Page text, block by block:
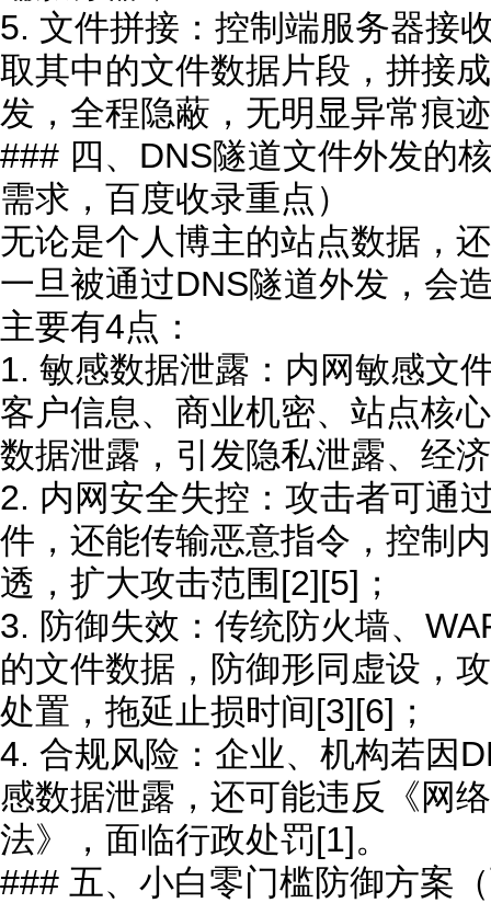
5. 文件拼接：控制端服务器接
取其中的文件数据片段，拼接
发，全程隐蔽，无明显异常痕
### 四、DNS隧道文件外发的
需求，百度收录重点）
无论是个人博主的站点数据，
一旦被通过DNS隧道外发，会
主要有4点：
1. 敏感数据泄露：内网敏感文
客户信息、商业机密、站点核
数据泄露，引发隐私泄露、经
2. 内网安全失控：攻击者可通
件，还能传输恶意指令，控制
透，扩大攻击范围[2][5]；
3. 防御失效：传统防火墙、
的文件数据，防御形同虚设，
处置，拖延止损时间[3][6]；
4. 合规风险：企业、机构若因
感数据泄露，还可能违反《网
法》，面临行政处罚[1]。
### 五、小白零门槛防御方案